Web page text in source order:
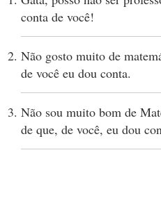
conta de você!
Não gosto muito de
de você eu dou conta.
Não sou muito bom de
de que, de você, eu dou